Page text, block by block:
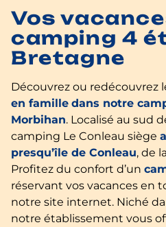
Vos
camping 4
Bretagne
Découvrez ou redécouvrez
en famille dans notre
Morbihan. Localisé au sud
camping Le Conleau siège
presqu’île de Conleau, de
Profitez du confort d’un
réservant vos vacances en
notre site internet. Niché
notre établissement vous